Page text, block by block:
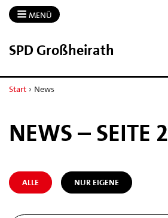
MENÜ
SPD Großheirath
Start › News
NEWS – SEITE 2
ALLE NUR EIGENE